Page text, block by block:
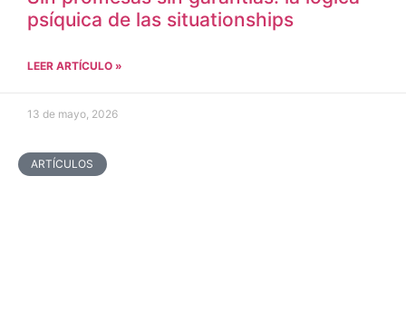
psíquica de las situationships
LEER ARTÍCULO »
13 de mayo, 2026
ARTÍCULOS